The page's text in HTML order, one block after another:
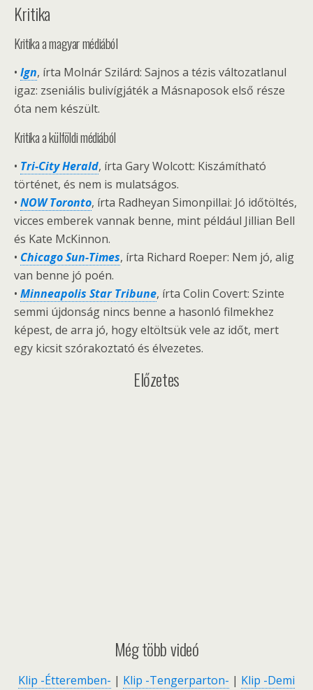
Kritika
Kritika a magyar médiából
• Ign, írta Molnár Szilárd: Sajnos a tézis változatlanul
igaz: zseniális bulivígjáték a Másnaposok első része
óta nem készült.
Kritika a külföldi médiából
• Tri-City Herald, írta Gary Wolcott: Kiszámítható
történet, és nem is mulatságos.
• NOW Toronto, írta Radheyan Simonpillai: Jó időtöltés,
vicces emberek vannak benne, mint például Jillian Bell
és Kate McKinnon.
• Chicago Sun-Times, írta Richard Roeper: Nem jó, alig
van benne jó poén.
• Minneapolis Star Tribune, írta Colin Covert: Szinte
semmi újdonság nincs benne a hasonló filmekhez
képest, de arra jó, hogy eltöltsük vele az időt, mert
egy kicsit szórakoztató és élvezetes.
Előzetes
Még több videó
Klip -Étteremben- | Klip -Tengerparton- | Klip -Demi